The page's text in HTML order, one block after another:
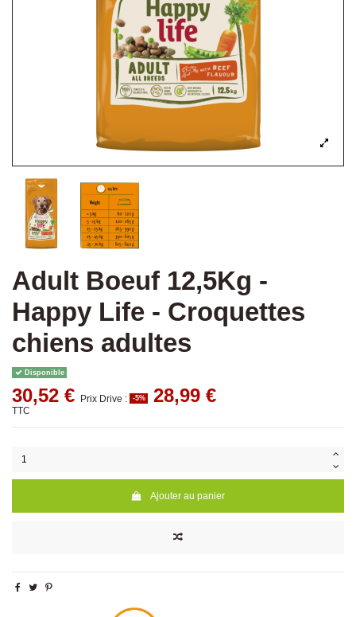
Adult Boeuf 12,5Kg -
Happy Life - Croquettes
chiens adultes
Disponible
30,52 € Prix Drive : -5% 28,99 €
TTC
Ajouter au panier